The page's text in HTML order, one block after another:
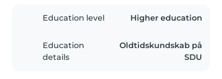
Education level Higher education
Education
details
Oldtidskundskab på
SDU